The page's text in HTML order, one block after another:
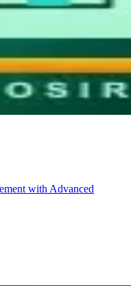
with Advanced